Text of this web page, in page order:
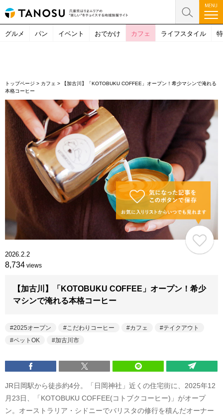
グルメ パン イベント おでかけ カフェ ライフスタイル
トップページ > カフェ >
【加古川】「KOTOBUKU COFFEE」オープン！希少マシンで淹れる
本格コーヒー
2026.2.2
8,734 views
【加古川】「KOTOBUKU COFFEE」オープン！希少
マシンで淹れる本格コーヒー
2025オープン こだわりコーヒー カフェ
テイクアウト
ペットOK
加古川市
JR日岡駅から徒歩約4分。「日岡神社」近くの住宅街に、2025年12
月23日、「KOTOBUKU COFFEE(コトブクコーヒー)」がオープ
ン。オーストラリア・シドニーでバリスタの修行を積んだオーナー